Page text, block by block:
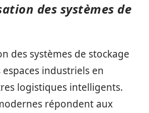
des systèmes de
des systèmes de stockage
industriels en
logistiques intelligents.
répondent aux